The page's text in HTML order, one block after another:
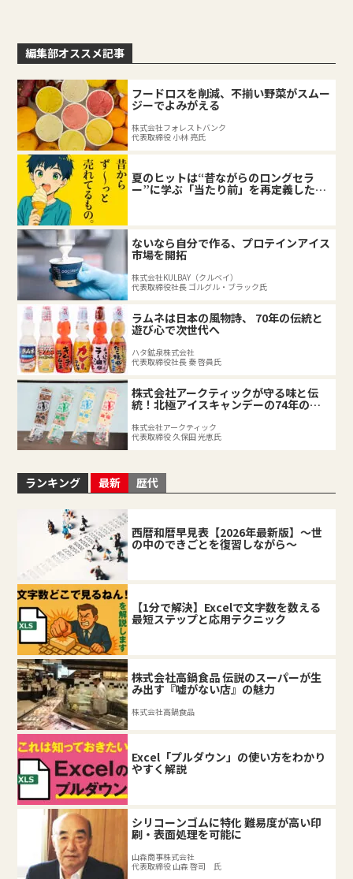
編集部オススメ記事
フードロスを削減、不揃い野菜がスムー
ジーでよみがえる
株式会社フォレストバンク
代表取締役 小林 亮氏
夏のヒットは“昔ながらのロングセラ
ー”に学ぶ「当たり前」を再定義した企
業の底力
ないなら自分で作る、プロテインアイス
市場を開拓
株式会社KULBAY（クルベイ）
代表取締役社長 ゴルグル・ブラック氏
ラムネは日本の風物詩、 70年の伝統と
遊び心で次世代へ
ハタ鉱泉株式会社
代表取締役社長 秦 啓員氏
株式会社アークティックが守る味と伝
統！北極アイスキャンデーの74年の軌
株式会社アークティック
代表取締役 久保田 光恵氏
ランキング 最新 歴代
西暦和暦早見表【2026年最新版】～世
の中のできごとを復習しながら～
【1分で解決】Excelで文字数を数える
最短ステップと応用テクニック
株式会社高鍋食品 伝説のスーパーが生
み出す『嘘がない店』の魅力
株式会社高鍋食品
Excel「プルダウン」の使い方をわかり
やすく解説
シリコーンゴムに特化 難易度が高い印
刷・表面処理を可能に
山森商事株式会社
代表取締役 山森 啓司 氏